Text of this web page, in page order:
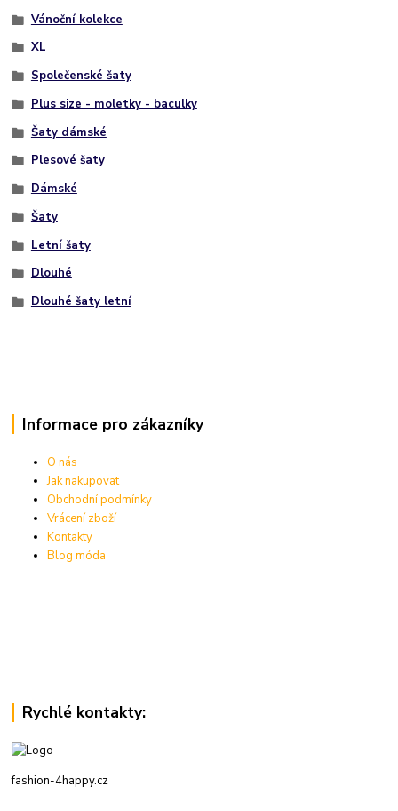
Vánoční kolekce
XL
Společenské šaty
Plus size - moletky - baculky
Šaty dámské
Plesové šaty
Dámské
Šaty
Letní šaty
Dlouhé
Dlouhé šaty letní
Informace pro zákazníky
O nás
Jak nakupovat
Obchodní podmínky
Vrácení zboží
Kontakty
Blog móda
Rychlé kontakty:
fashion-4happy.cz